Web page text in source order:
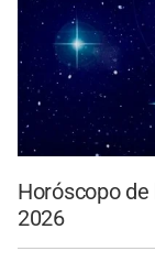
Horóscopo
2026